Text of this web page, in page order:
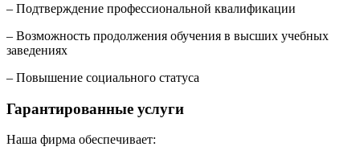
– Подтверждение профессиональной квалификации
– Возможность продолжения обучения в высших учебных
заведениях
– Повышение социального статуса
Гарантированные услуги
Наша фирма обеспечивает: